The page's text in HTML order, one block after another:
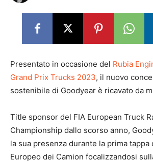
Presentato in occasione del Rubia
Grand Prix Trucks 2023, il nuovo
sostenibile di Goodyear è ricavato da
Title sponsor del FIA European Truck
Championship dallo scorso anno,
la sua presenza durante la prima tappa
Europeo dei Camion focalizzandosi